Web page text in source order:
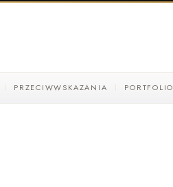
PRZECIWWSKAZANIA PORTFOLIO